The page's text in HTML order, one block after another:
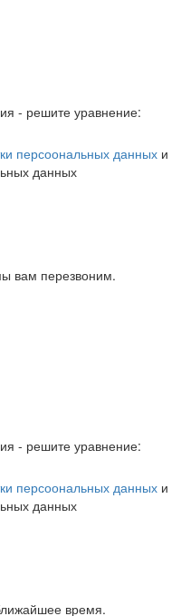
- решите уравнение:
персоональных данных и
данных
вам перезвоним.
- решите уравнение:
персоональных данных и
данных
время.